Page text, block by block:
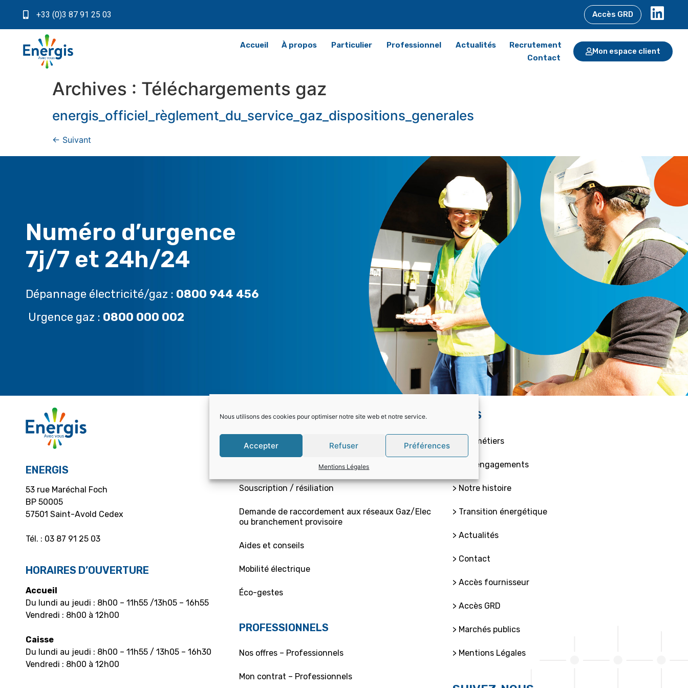
Nous utilisons des cookies pour optimiser notre site web et notre service.
Accepter Refuser Préférences
Mentions Légales
+33 (0)3 87 91 25 03 Accès GRD
Accueil À propos Particulier Professionnel Actualités
Recrutement
Contact
Mon espace client
Archives : Téléchargements gaz
energis_officiel_règlement_du_service_gaz_dispositions_generales
← Suivant
Numéro d’urgence
7j/7 et 24h/24
Dépannage électricité/gaz : 0800 944 456
Urgence gaz : 0800 000 002
ENERGIS
53 rue Maréchal Foch
BP 50005
57501 Saint-Avold Cedex
Tél. : 03 87 91 25 03
HORAIRES D’OUVERTURE
Accueil
Du lundi au jeudi : 8h00 – 11h55 /13h05 – 16h55
Vendredi : 8h00 à 12h00
Caisse
Du lundi au jeudi : 8h00 – 11h55 / 13h05 – 16h30
Vendredi : 8h00 à 12h00
PARTICULIERS
Choisir la bonne offre
Mon contrat – Particuliers
Souscription / résiliation
Demande de raccordement aux réseaux Gaz/Elec
ou branchement provisoire
Aides et conseils
Mobilité électrique
Éco-gestes
PROFESSIONNELS
Nos offres – Professionnels
Mon contrat – Professionnels
LIENS
> Nos métiers
> Nos engagements
> Notre histoire
> Transition énergétique
> Actualités
> Contact
> Accès fournisseur
> Accès GRD
> Marchés publics
> Mentions Légales